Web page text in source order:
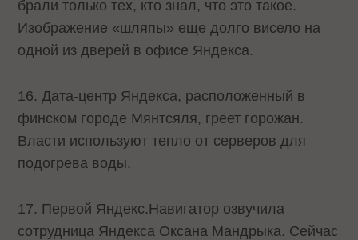
брали только тех, кто знал, что это такое.
Изображение «шляпы» еще долго висело на
одной из дверей в офисе Яндекса.
16. Дата-центр Яндекса, расположенный в
финском городе Мянтсяля, греет горожан.
Власти используют тепло от серверов для
подогрева воды.
17. Первой Яндекс.Навигатор озвучила
сотрудница Яндекса Оксана Мандрыка. Сейчас